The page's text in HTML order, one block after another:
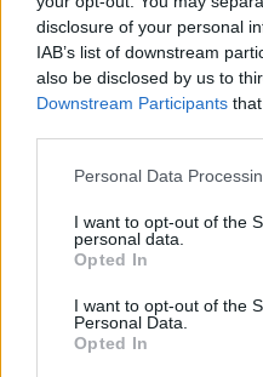
disclosure of your personal
IAB’s list of downstream
also be disclosed by us to
Downstream Participants
Personal Data
I want to opt-out of the
personal data.
Opted In
I want to opt-out of the
Personal Data.
Opted In
kaip
pedofilija nuotaka
Komentarai